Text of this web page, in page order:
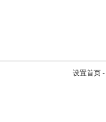
设置首页 -